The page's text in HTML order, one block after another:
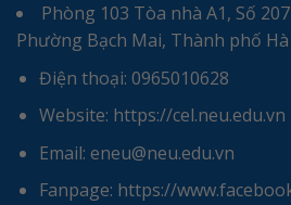
Phòng 103 Tòa nhà A1, Số
Phường Bạch Mai, Thành phố
Điện thoại: 0965010628
Website: https://cel.neu.edu.vn
Email: eneu@neu.edu.vn
Fanpage: https://